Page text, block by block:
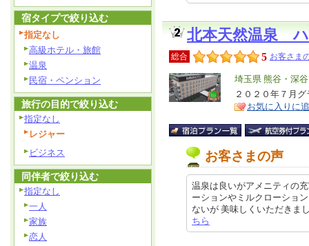
北本天然温泉
総合 5 お客さま
エ
リ
ア
埼玉県 熊谷・深
特
徴
２０２０年７月
お気に入りに
お客さまの声
温泉は良いがアメニティの
ーションやミルクローショ
ないが 美味しくいただき
ちら
宿タイプで絞り込む
指定なし
高級ホテル・旅館
温泉
民宿・ペンション
旅行の目的で絞り込む
指定なし
レジャー
ビジネス
同伴者で絞り込む
指定なし
一人
家族
恋人